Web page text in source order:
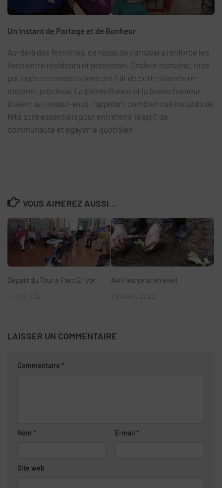
Un Instant de Partage et de Bonheur
Au-delà des festivités, ce repas de carnaval a renforcé les
liens entre résidents et personnel. Chaleur humaine, rires
partagés et conversations ont fait de cette journée un
moment précieux. La bienveillance et la bonne humeur
étaient au rendez-vous, rappelant combien ces instants de
fête sont essentiels pour entretenir l’esprit de
communauté et égayer le quotidien.
VOUS AIMEREZ AUSSI...
Départ du Tour à Parc Er Vor Avril les sens en éveil
LAISSER UN COMMENTAIRE
Commentaire *
Nom * E-mail*
Site web